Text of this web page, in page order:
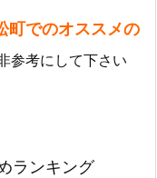
町でのオススメの
参考にして下さい
ランキング